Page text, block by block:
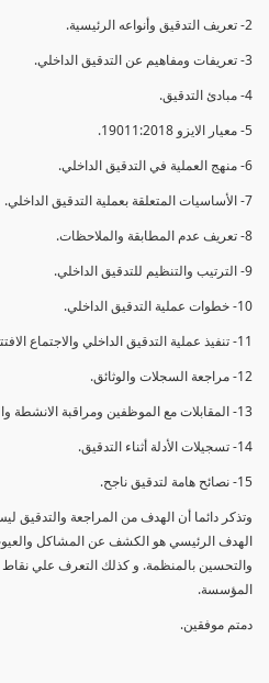
2- تعريف التدقيق وأنواعه الرئيسية.
3- تعريفات ومفاهيم عن التدقيق الداخلي.
4- مبادئ التدقيق.
5- معيار الايزو 19011:2018.
6- منهج العملية في التدقيق الداخلي.
7- الأساسيات المتعلقة بعملية التدقيق الداخلي.
8- تعريف عدم المطابقة والملاحظات.
9- الترتيب والتنظيم للتدقيق الداخلي.
10- خطوات عملية التدقيق الداخلي.
11- تنفيذ عملية التدقيق الداخلي والاجتماع الافتتاحي.
12- مراجعة السجلات والوثائق.
13- المقابلات مع الموظفين ومراقبة الانشطة والمرافق.
14- تسجيلات الأدلة أثناء التدقيق.
15- نصائح هامة لتدقيق ناجح.
وتذكر دائما أن الهدف من المراجعة والتدقيق
الهدف الرئيسي هو الكشف عن المشاكل
والتحسين بالمنظمة. و كذلك التعرف علي نقاط
المؤسسة.
دمتم موفقين.